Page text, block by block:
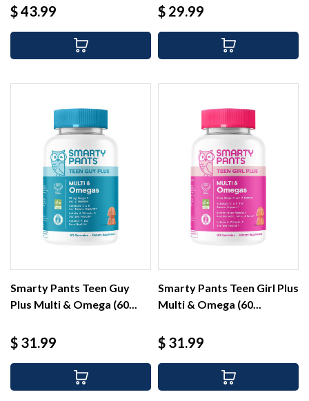
Precio
$ 43.99 Precio
$ 29.99
Smarty Pants Teen Guy
Plus Multi & Omega (60...
Precio
$ 31.99
Smarty Pants Teen Girl Plus
Multi & Omega (60...
Precio
$ 31.99